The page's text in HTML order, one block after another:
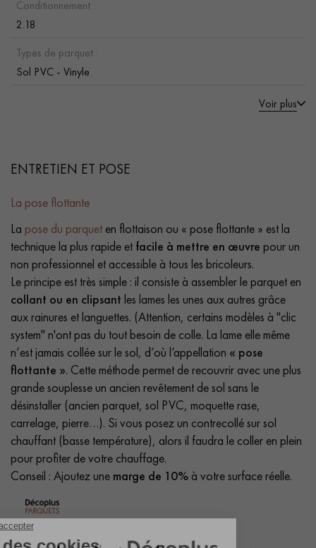
Conditionnement :
2.18
Types de parquet :
Sol PVC - Vinyle
Voir plus
ENTRETIEN ET POSE
La pose flottante
La pose du parquet en flottaison ou « pose flottante » est la
technique la plus rapide et facile à mettre en œuvre pour un
non professionnel et accessible à tous les bricoleurs.
Le principe est très simple : il consiste à assembler le parquet en
collant ou en clipsant les lames les unes aux autres grâce
aux rainures et languettes. (Attention, certains modèles à "clic
system" n'ont pas du tout besoin de colle. La lame elle même
n’est jamais collée sur le sol, d’où l’appellation « pose
flottante ». Cette méthode permet de recouvrir avec une plus
grande souplesse un ancien revêtement de sol sans le
désinstaller (ancien parquet, sol PVC, moquette rase,
carrelage, pierre…). Si vous posez un contrecollé sur sol
chauffant (basse température), alors il faudra le coller en plein
pour profiter de votre chauffage.
Conseil : Ajoutez une marge de 10% à votre surface réelle.